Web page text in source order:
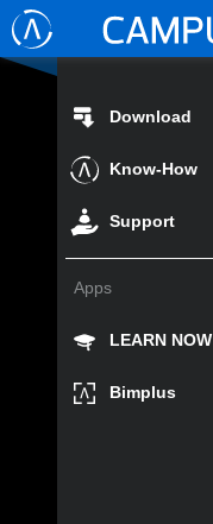
Download
Know-How
Support
Apps
LEARN NOW
Bimplus